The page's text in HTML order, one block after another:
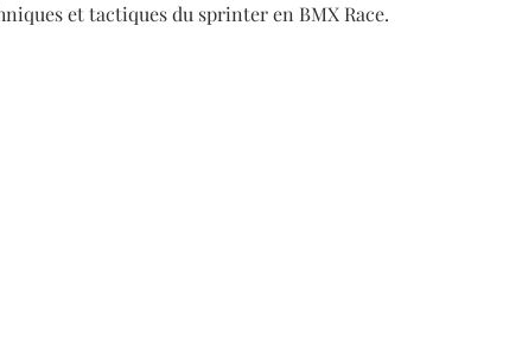
et tactiques du sprinter en BMX Race.